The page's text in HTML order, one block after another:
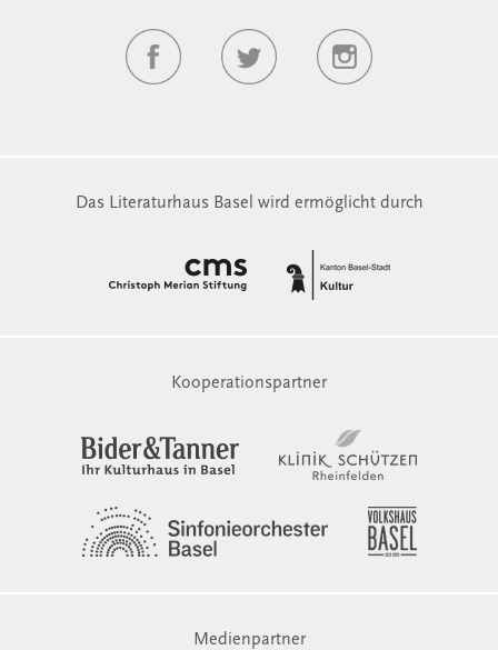
Das Literaturhaus Basel wird ermöglicht durch
Kooperationspartner
Medienpartner